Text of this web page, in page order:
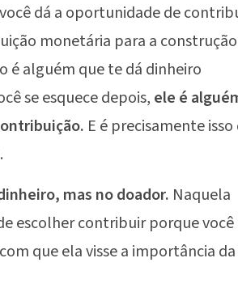
dá a oportunidade de
monetária para a construção
é alguém que te dá dinheiro
se esquece depois, ele é
E é precisamente
mas no doador. Naquela
escolher contribuir porque você
que ela visse a importância da